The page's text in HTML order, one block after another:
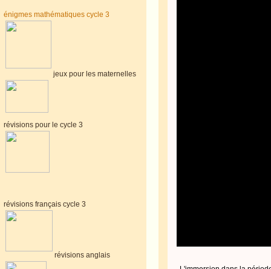
énigmes mathématiques cycle 3
jeux pour les maternelles
révisions pour le cycle 3
révisions français cycle 3
révisions anglais